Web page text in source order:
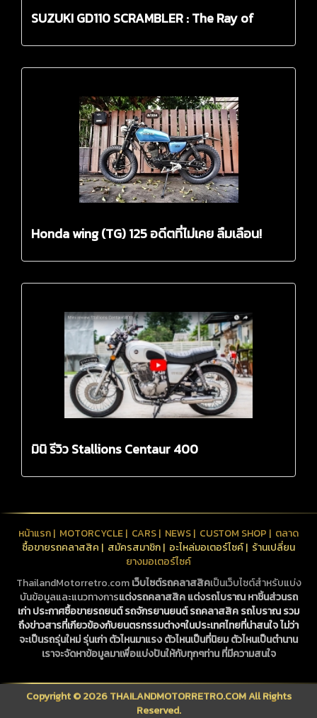
SUZUKI GD110 SCRAMBLER : The Ray of
Honda wing (TG) 125 อดีตที่ไม่เคย ลืมเลือน!
มินิ รีวิว Stallions Centaur 400
หน้าแรก| MOTORCYCLE| CARS| NEWS| CUSTOM SHOP | ตลาด
ซื้อขายรถคลาสสิค | สมัครสมาชิก| อะไหล่มอเตอร์ไซค์| ร้านเปลี่ยน
ยางมอเตอร์ไซค์
ThailandMotorretro.comเว็บไซต์รถคลาสสิคเป็นเว็บไซต์สำหรับแบ่ง
บันข้อมูลและแนวทางการแต่งรถคลาสสิค แต่งรถโบราณ หาชิ้นส่วนรถ
เก่าประกาศซื้อขายรถยนต์ รถจักรยานยนต์รถคลาสสิครถโบราณรวม
ถึงข่าวสารที่เกียวข้องกับยนตรกรรมต่างๆในประเทศไทยที่น่าสนใจ ไม่ว่า
จะเป็นรถรุ่นใหม่ รุ่นเก่า ตัวไหนมาแรง ตัวไหนเป็นที่นิยม ตัวไหนเป็นตำนาน
เราจะจัดหาข้อมูลมาเพื่อแบ่งปันให้กับทุกๆท่าน ที่มีความสนใจ
Copyright © 2026 THAILANDMOTORRETRO.COM All Rights
Reserved.